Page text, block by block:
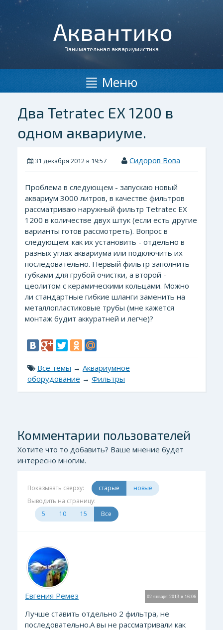
Аквантико
Занимательная аквариумистика
Меню
Два Tetratec EX 1200 в
одном аквариуме.
31 декабря 2012 в 19:57 Сидоров Вова
Проблема в следующем - запускаю новый
аквариум 3000 литров, в качестве фильтров
рассматриваю наружный фильтр Tetratec EX
1200 в количестве двух штук (если есть другие
варианты готов рассмотреть). Вопрос в
следующем: как их установить - отдельно в
разных углах аквариума или подключить их
последовательно. Первый фильтр заполнить
губками для грубой очистки, а второй -
цеолитом с керамическими кольцами. Можно
ли стандартные гибкие шланги заменить на
металлопластиковые трубы (мне кажется
монтаж будит аккуратней и легче)?
Все темы → Аквариумное
оборудование → Фильтры
Комментарии пользователей
Хотите что то добавить? Ваше мнение будет
интересно многим.
Показывать сверху: старые
новые
Выводить на страницу:
5
10 15 Все
02 января 2013 в 16:06
Евгения Ремез
Лучше ставить отдельно 2 фильтра, не
последовательно.А вы не рассматривали как